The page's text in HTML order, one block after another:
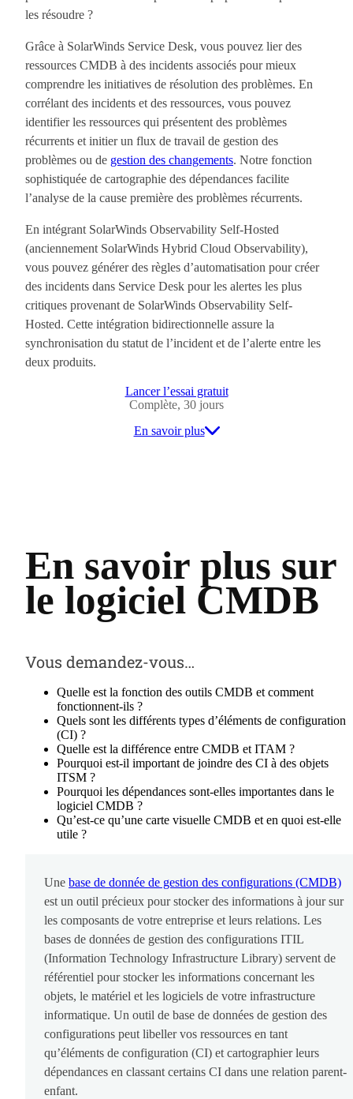
les résoudre ?
Grâce à SolarWinds Service Desk, vous pouvez lier des
ressources CMDB à des incidents associés pour mieux
comprendre les initiatives de résolution des problèmes. En
corrélant des incidents et des ressources, vous pouvez
identifier les ressources qui présentent des problèmes
récurrents et initier un flux de travail de gestion des
problèmes ou de gestion des changements. Notre fonction
sophistiquée de cartographie des dépendances facilite
l’analyse de la cause première des problèmes récurrents.
En intégrant SolarWinds Observability Self-Hosted
(anciennement SolarWinds Hybrid Cloud Observability),
vous pouvez générer des règles d’automatisation pour créer
des incidents dans Service Desk pour les alertes les plus
critiques provenant de SolarWinds Observability Self-
Hosted. Cette intégration bidirectionnelle assure la
synchronisation du statut de l’incident et de l’alerte entre les
deux produits.
Lancer l’essai gratuit
Complète, 30 jours
En savoir plus
En savoir plus sur
le logiciel CMDB
Vous demandez-vous…
Quelle est la fonction des outils CMDB et comment
fonctionnent-ils ?
Quels sont les différents types d’éléments de configuration
(CI) ?
Quelle est la différence entre CMDB et ITAM ?
Pourquoi est-il important de joindre des CI à des objets
ITSM ?
Pourquoi les dépendances sont-elles importantes dans le
logiciel CMDB ?
Qu’est-ce qu’une carte visuelle CMDB et en quoi est-elle
utile ?
Une base de donnée de gestion des configurations (CMDB)
est un outil précieux pour stocker des informations à jour sur
les composants de votre entreprise et leurs relations. Les
bases de données de gestion des configurations ITIL
(Information Technology Infrastructure Library) servent de
référentiel pour stocker les informations concernant les
objets, le matériel et les logiciels de votre infrastructure
informatique. Un outil de base de données de gestion des
configurations peut libeller vos ressources en tant
qu’éléments de configuration (CI) et cartographier leurs
dépendances en classant certains CI dans une relation parent-
enfant.